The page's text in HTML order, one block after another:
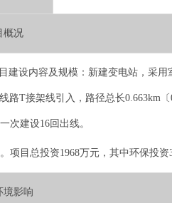
概况
设内容及规模：新建变电站，采
T接架线引入，路径总长0.663km
次建设16回出线。
。项目总投资1968万元，其中环保投资
境影响